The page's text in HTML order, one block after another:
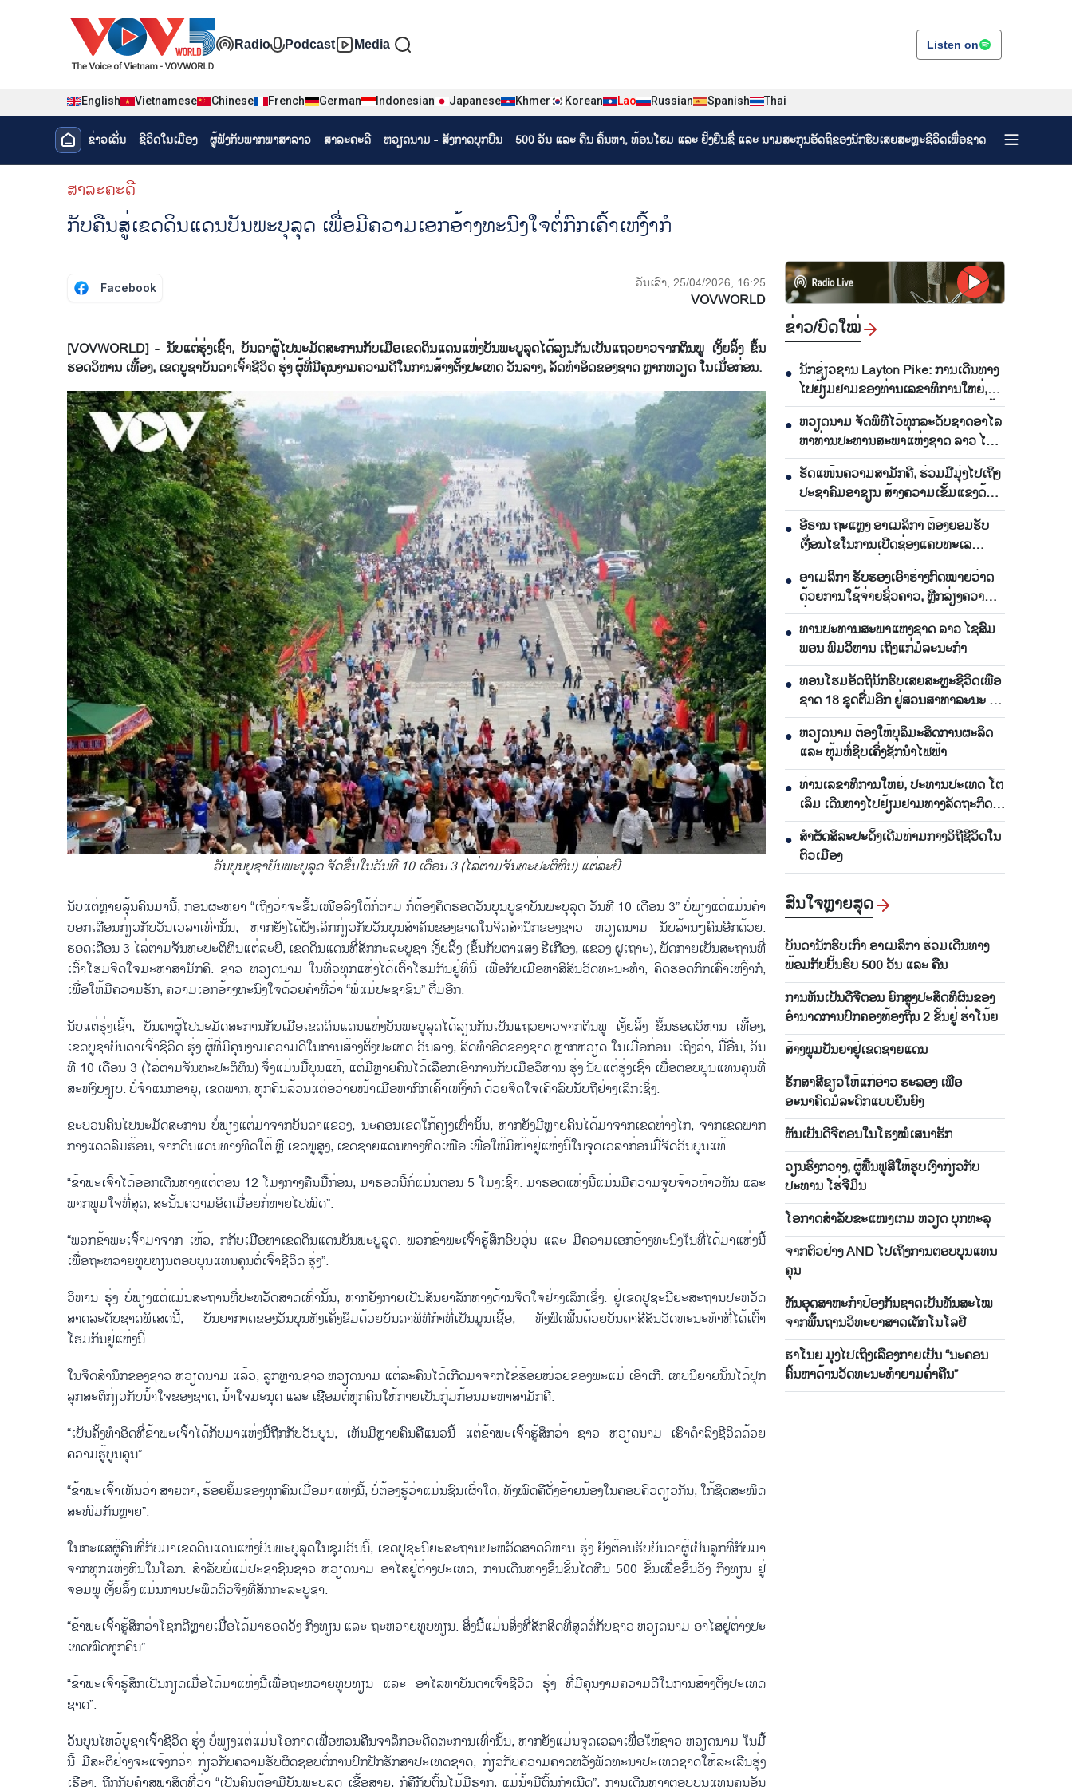
Đa phương tiện tiếng Lào
Radio Podcast Media Listen on
English Vietnamese Chinese French German Indonesian Japanese Khmer Korean Lao Russian Spanish Thai
Menu trang chủ tiếng Lào
ຂ່າວເດັ່ນ ຊີ​ວິດ​ໃນ​ເມືອງ ຜູ້​ຟັງ​ກັບ​ພາກ​ພາ​ສາ​ລາວ ສາລະຄະດີ ຫວຽດ​ນາມ - ສັງ​ກາດ​ບຸກ​ບືນ 500 ວັນ ແລະ ຄືນ ຄົ້ນຫາ, ທ້ອນໂຮມ ແລະ ຢັ້ງຢືນຊື່ ແລະ ນາມສະກຸນອັດຖິຂອງນັກຮົບເສຍສະຫຼະຊີວິດເພື່ອຊາດ
menu phụ tiếng Lào
ສາລະຄະດີ
ກັບຄືນສູ່ເຂດດິນແດນບັນພະບຸລຸດ ເພື່ອມີຄວາມເອກອ້າງທະນົງໃຈຕໍ່ກົກເຄົ້າເຫງົ້າກໍ
Facebook ວັນເສົາ, 25/04/2026, 16:25
VOVWORLD
[VOVWORLD] - ນັບແຕ່ຮຸ່ງເຊົ້າ, ບັນດາຜູ້ໄປນະມັດສະການກັບເມືອເຂດດິນແດນແຫ່ງບັນພະບູລຸດໄດ້ລຽນກັນເປັນແຖວຍາວຈາກຕິນພູ ເງັ້ຍລິ້ງ ຂຶ້ນ
ຮອດວິຫານ ເທື້ອງ, ເຂດບູຊາບັນດາເຈົ້າຊີວິດ ຮຸ່ງ ຜູ້ທີ່ມີຄຸນງາມຄວາມດີໃນການສ້າງຕັ້ງປະເທດ ວັນລາງ, ລັດທຳອິດຂອງຊາດ ຫຼາກຫວຽດ ໃນເມື່ອກ່ອນ.
​ວັນບຸນ​ບູ​ຊາ​ບັນ​ພະ​ບຸ​ລຸດ ​ຈັດ​ຂຶ້ນ​ໃນວັນ​ທີ 10 ເດືອນ 3 (ໄລ່​ຕາມ​ຈັນ​ທະ​ປະ​ຕິ​ທິນ​) ແຕ່​ລະ​ປີ
ນັບແຕ່​ຫຼາຍ​ລຸ້ນ​ຄົນມານີ້, ​ກອນຜະຫຍາ “ເຖິງວ່າຈະຂຶ້ນເໜືອລົງໃຕ້​ກໍ່​ຕາມ ກໍ່​ຕ້ອງ​ຄິດ​ຮອດ​ວັນບຸນ​ບູ​ຊາ​ບັນ​ພະ​ບຸ​ລຸດ ​ວັນ​ທີ 10 ເດືອນ 3” ບໍ່​ພ​ຽງ​ແຕ່​ແມ່ນ​ຄຳ​
ບອກເຕືອນ​ກ່ຽວ​ກັບ​ວັນ​ເວ​ລາ​ເທົ່າ​ນັ້ນ, ຫາກ​ຍັງ​ໄດ້​ຝັງ​ເລິກກ່ຽວ​ກັບ​ວັນ​ບຸນ​ສຳ​ຄັນ​ຂອງ​ຊາດ​ໃນ​ຈິດ​ສຳ​ນຶກ​ຂອງ​ຊາວ ຫວຽດ​ນາມ ນັບ​ລ້ານໆ​ຄົນ​ອີກ​ດ້ວຍ.
ຮອດ​ເດືອນ 3 ໄລ່​ຕາມ​ຈັນ​ທະ​ປະ​ຕິ​ທິນ​ແຕ່​ລະ​ປີ, ເຂດ​ດິນ​ແດນ​ທີ່​ສັກ​ກະ​ລະ​ບູ​ຊາ ເງັ້ຍ​ລິ້ງ (ຂຶ້ນ​ກັບ​ຕາ​ແສງ ຮີ​ເກືອງ, ແຂວງ ຝູ​ເຖາະ), ພັດ​ກາຍ​ເປັນ​ສະ​ຖານ​ທີ່​
ເຕົ້າ​ໂຮມ​​ຈິດ​ໃຈ​ມະ​ຫາ​ສາ​ມັກ​ຄີ. ຊາວ ຫວຽດ​ນາມ ໃນ​ທົ່ວ​ທຸກ​ແຫ່ງ​ໄດ້​ເຕົ້າ​ໂຮມ​ກັນ​ຢູ່​ທີ່ນີ້ ເພື່ອ​ກັບ​ເມືອຫາ​ສີ​ສັນວັດທະນະທຳ, ຄິດ​ຮອດ​ກົກ​ເຄົ້າ​ເຫງົ້​າ​ກໍ,
ເພື່ອ​ໃຫ້​ມີ​ຄວາມ​ຮັກ, ຄວາມ​ເອກ​ອ້າງ​ທະ​ນົງ​ໃຈ​ດ້ວຍ​ຄຳ​ທີ່​ວ່າ “ພໍ່​ແມ່​ປະ​ຊາ​ຊົນ” ຕື່ມອີກ.
ນັບ​ແຕ່​ຮຸ່ງ​ເຊົ້າ, ບັນດາ​ຜູ້​ໄປ​ນະ​ມັດ​ສະ​ການ​ກັບ​ເມືອ​ເຂດ​ດິນ​ແດນ​ແຫ່ງ​ບັນ​ພະ​ບູ​ລຸດ​ໄດ້​ລຽນກັນເປັນ​ແຖວ​ຍາວ​ຈາກ​ຕິນ​ພູ ເງັ້ຍ​ລິ້ງ ຂຶ້ນຮອດ​ວິ​ຫານ ເທື້ອງ,
ເຂດ​ບູ​ຊາ​ບັນ​ດາ​ເຈົ້າ​ຊີ​ວິດ ຮຸ່ງ ຜູ້ທີ່​ມີ​ຄຸນ​ງາມ​ຄວາມ​ດີ​ໃນ​ການ​ສ້າງ​ຕັ້ງປະ​ເທດ ວັນ​ລາງ, ລັດ​ທຳ​ອິດ​ຂອງ​ຊາດ ຫຼາກ​ຫວຽດ ໃນ​ເມື່ອ​ກ່ອນ. ເຖິງວ່າ, ມື້​ອື່ນ, ວັນ​
ທີ 10 ເດືອນ 3 (ໄລ່​ຕາມ​ຈັນ​ທະ​ປະ​ຕິ​ທິນ) ຈຶ່ງ​ແມ່ນ​ມື້​ບຸນແທ້, ແຕ່​ມີ​ຫຼາຍ​ຄົນ​ໄດ້​ເລືອກ​ເອົາ​ການ​ກັບເມືອ​ວິ​ຫານ ຮຸ່ງ ນັບ​ແຕ່​ຮຸ່ງ​ເຊົ້າ ເພື່ອ​ຕອບ​ບຸນ​ແທນ​ຄຸນທີ່
ສະຫງົບງຽບ. ບໍ່​ຈຳ​ແນກ​ອາ​ຍຸ, ເຂດ​ພາກ, ທຸກ​ຄົນ​ລ້ວນ​ແຕ່​ອວ່າຍ​ໜ້າ​ເມືອ​ຫາ​ກົກ​ເຄົ້າ​ເຫງົ້​າ​ກໍ ດ້ວຍຈິດ​ໃຈເຄົາ​ລົບ​ນັບ​ຖື​ຢ່າງ​ເລິກ​ເຊິ່ງ.
ຂະ​ບວນ​ຄົນ​ໄປ​ນະ​ມັດ​ສະ​ການ ບໍ່​ພ​ຽງ​ແຕ່​ມາ​ຈາກ​ບັນ​ດາ​ແຂວງ, ນະ​ຄອນ​ເຂດ​ໃກ້​ຄຽງ​ເທົ່າ​ນັ້ນ, ຫາກ​ຍັງ​ມີ​ຫຼາຍ​ຄົນ​ໄດ້​ມາ​ຈາກ​ເຂດ​ຫ່າງ​ໄກ, ຈາກ​ເຂດ​ພາກ​
ກາງ​ແດດລົມ​ຮ້ອນ​, ຈາກ​ດິນແດນທາງ​ທິດ​ໃຕ້ ຫຼື ເຂດ​ພູ​ສູງ, ເຂດ​ຊາຍ​ແດນ​ທາງ​ທິດ​ເໜືອ ເພື່ອ​ໃຫ້​ມີ​ໜ້າ​ຢູ່​ແຫ່ງນີ້​ໃນ​ຈຸດ​ເວ​ລາ​ກ່ອນມື້​ຈັດ​ວັນ​ບຸນແທ້.
“ຂ້າ​ພະ​ເຈົ້າ​ໄດ້​ອອກເດີນທາງແຕ່ຕອນ 12 ໂມງ​ກາງຄືນ​ມື້​ກ່ອນ, ມາ​ຮອດນີ້ກໍ່​ແມ່ນຕອນ 5 ໂມງ​ເຊົ້າ. ມາ​ຮອດ​ແຫ່ງນີ້​ແມ່ນ​ມີ​ຄວາມຈູບ​ຈ້າວ​ຫ້າວ​ຫັນ​ ແລະ
ພາກພູມໃຈທີ່ສຸດ, ສະ​ນັ້ນ​ຄວາມ​ອິດ​ເມື່ອຍກໍ່​ຫາຍ​ໄປ​ໝົດ”.
“ພວກ​ຂ້າ​ພະ​ເຈົ້າ​ມາ​ຈາກ​ ເຫ້ວ, ກກັບເມືອຫາເຂດ​ດິນ​ແດນ​ບັນ​ພະ​ບູ​ລຸດ. ພວກ​ຂ້າ​ພະ​ເຈົ້າ​ຮູ້​ສຶກ​ອົບອຸ່ນ​ ແລະ ມີ​ຄວາມ​ເອກ​ອ້າງ​ທະ​ນົງ​ໃນ​ທີ່​ໄດ້​ມາ​ແຫ່ງນີ້​
ເພື່ອ​ຖະ​ຫວາຍ​ທູບ​ທຽນ​ຕອ​ບ​ບຸນ​ແທນ​ຄຸນ​ຕໍ່​ເຈົ້າ​ຊີ​ວິດ ຮຸ່ງ”.
ວິ​ຫານ ຮຸ່ງ ບໍ່​ພຽງ​ແຕ່​ແມ່ນ​ສະ​ຖານ​ທີ່​ປະ​ຫວັດ​ສາດ​ເທົ່າ​ນັ້ນ, ຫາກ​ຍັງ​ກາຍ​ເປັນ​ສັນ​ຍາ​ລັກ​ທາງດ້ານຈິດ​ໃຈ​ຢ່າງ​ເລິກ​ເຊິ່ງ. ຢູ່​ເຂດ​ປູ​ຊະ​ນີ​ຍະ​ສະ​ຖານ​ປະ​ຫວັດ​
ສາດ​ລະ​ດັບ​ຊາດ​ພິ​ເສດນີ້, ບັນ​ຍາ​ກາດ​ຂອງວັນ​ບຸນ​ທັງເຄັ່ງ​ຂຶມດ້ວຍ​ບັນ​ດາ​ພິ​ທີ​ກຳ​ທີ່​ເປັນ​ມູນ​ເຊື້ອ, ທັງ​ຟົດ​ຟື້ນ​ດ້ວຍ​ບັນ​ດາ​ສີ​ສັນ​ວັດ​ທະ​ນະ​ທຳ​ທີ່​ໄດ້​ເຕົ້າ​
ໂຮມກັນ​ຢູ່​ແຫ່ງນີ້.
ໃນຈິດ​ສຳ​ນຶກ​ຂອງ​ຊາວ ຫວຽດ​ນາມ ແລ້ວ, ລູກຫຼານຊາວ ຫວຽດ​ນາມ ແຕ່​ລະ​ຄົນ​ໄດ້​ເກີດມາ​ຈາກ​ໄຂ່​ຮ້ອຍໜ່ວຍ​ຂອງ​ພະ​ແມ່ ເອົາ​ເກີ. ເທບ​ນິ​ຍາຍນັ້ນ​ໄດ້​ປຸກ​
ລຸກ​ສະຕິກ່ຽວ​ກັບ​ນ້ຳ​ໃຈ​ຂອງຊາດ, ນ້ຳ​ໃຈມະນຸດ ແລະ ເຊືີອມຕໍ່່ທຸ​ກ​ຄົນ​ໃຫ້​ກາຍ​ເປັນ​ກຸ່ມ​ກ້ອນ​ມະ​ຫາ​ສາ​ມັກ​ຄີ.
“ເປັນ​ຄັ້ງ​ທຳ​ອິດ​ທີ່ຂ້າ​ພະ​ເຈົ້າ​ໄດ້​ກັບ​ມາ​ແຫ່ງນີ້​ຖືກ​ກັບ​ວັນ​ບຸນ, ເຫັນມີ​ຫຼາຍ​ຄົນ​ຄື​ແນວນີ້ ແຕ່​ຂ້າ​ພະ​ເຈົ້າຮູ້ສຶກ​ວ່າ ຊາວ ຫວຽດ​ນາມ ເຮົາ​ດຳ​ລົງ​ຊີ​ວິດ​ດ້ວຍ​
ຄວາມຮູ້​​ບູນ​ຄຸນ”.
“ຂ້າ​ພ​ະ​ເຈົ້າ​ເຫັນ​ວ່າ ​ສາຍ​ຕາ, ຮ້ອຍ​ຍິ້ມຂອງ​ທຸກ​ຄົນ​ເມື່ອ​ມາ​ແຫ່ງນີ້, ບໍ່ຕ້ອງ​ຮູ້​ວ່າ​ແມ່ນ​ຊົນ​ເຜົ່​າ​ໃດ, ທັງ​ໝົດ​ຄື​ດັ່ງ​ອ້າຍ​ນ້ອງ​ໃນ​ຄອບ​ຄົວ​ດຽວ​ກັນ, ໃກ້​ຊິດ​ສະ​ໜິດ​
ສະ​ໜົມກັນຫຼາຍ”.
ໃນ​ກະ​ແສຜູ້​ຄົນທີ່​ກັບ​ມາ​ເຂດ​ດິນ​ແດນ​ແຫ່ງ​ບັນ​ພະ​ບຸ​ລຸດ​ໃນ​ຊຸມ​ວັນ​ນີ້, ເຂດ​ປູ​ຊະ​ນີ​ຍະ​ສະ​ຖານ​ປະ​ຫວັດ​ສາດ​ວິ​ຫານ ຮຸ່ງ ຍັງ​ຕ້ອນ​ຮັບ​ບັນ​ດາ​ຜູ້​ເປັນ​ລູກ​ທີ່​ກັບ​ມາ​
ຈາກ​ທຸກ​ແຫ່ງ​ຫົນໃນ​ໂລກ. ສຳ​ລັບ​ພໍ່​ແມ່​ປະ​ຊາ​ຊົນ​ຊາວ ຫວຽດ​ນາມ ອາ​ໄສ​ຢູ່​ຕ່າງ​ປະ​ເທດ, ການ​ເດີນ​ທາງ​ຂຶ້ນ​ຂັ້ນ​ໄດ​ຫີນ 500 ຂັ້ນ​ເພື່ອ​ຂຶ້ນ​ວັງ ກິງ​ທຽນ ຢູ່​
ຈອມ​ພູ ເງັ້ຍ​ລິ້ງ ແມ່ນ​ການ​ປະ​ພຶດຕົວຈິງ​ທີ່​ສັກ​ກະ​ລະ​ບູ​ຊາ.
“ຂ້າ​ພະ​ເຈົ້າ​ຮູ້ສຶກ​ວ່າ​ໂຊກ​ດີ​ຫຼາຍເມື່ອ​ໄດ້​ມາ​ຮອດ​ວັງ ກິງ​ທຽນ ແລະ ຖະ​ຫວາຍ​ທູບ​ທຽນ. ສິ່ງນີ້​ແມ່ນ​​ສິ່ງ​ທີ່ສັກ​ສິດ​ທີ່​ສຸດ​ຕໍ່​ກັບ​ຊາວ ຫວຽດ​ນາມ ອາ​ໄສ​ຢູ່​ຕ່າງ​ປະ​
ເທດ​ໝົດ​ທຸກ​ຄົນ”.
“ຂ້າ​ພະ​ເຈົ້າຮູ້ສຶກ​ເປັນ​ກຽດ​ເມື່ອ​ໄດ້​ມາ​ແຫ່ງນີ້​ເພື່ອ​ຖະ​ຫວາຍ​ທູບ​ທຽນ​ ແລະ ອາ​ໄລ​ຫາ​ບັນ​ດາ​ເຈົ້າ​ຊີ​ວິດ ຮຸ່ງ ທີ່​ມີ​ຄຸນ​ງາມ​ຄວາມ​ດີ​ໃນ​ການ​ສ້າງ​ຕັ້ງປະ​ເທດ​
ຊາດ”.
ວັນ​ບຸນ​ໄຫວ້​ບູ​ຊາ​ເຈົ້າ​ຊີ​ວິດ ຮຸ່ງ ບໍ່​ພຽງ​ແຕ່​ແມ່ນ​ໂອ​ກາດ​ເພື່ອຫວນຄືນຈາລຶກ​ອະ​ດີດ​ຕະ​ການ​ເທົ່າ​ນັ້ນ, ຫາກ​ຍັງ​ແມ່ນ​ຈຸດ​ເວ​ລາ​ເພື່ອ​ໃຫ້​ຊາວ ຫວຽດ​ນາມ ໃນ​ມື້
ນີ້ ມີ​ສະ​ຕິ​ຢ່າ​ງ​ຈະ​ແຈ້ງກວ່າ ກ່ຽວ​ກັບ​ຄວາມ​ຮັບ​ຜິດ​ຊອບຕໍ່ການ​ປົກ​ປັກ​ຮັກ​ສາ​ປະ​ເທດ​ຊາດ, ກ່ຽວ​ກັບ​ຄວາມ​ຄາດ​ຫວັງ​ພັດ​ທະ​ນາ​ປະ​ເທດ​ຊາດ​ໃຫ້ລະ​ເລີນ​ຮຸ່ງ​
ຂ່າວ/ບົດ​ໃໝ່
● ນັກຊ່ຽວຊານ Layton Pike: ການເດີນທາງ
ໄປຢ້ຽມຢາມຂອງທ່ານເລຂາທິການໃຫຍ່,
ປະທານປະເທດ ໂຕເລິມ ຢືນຢັນຄວາມໄວ້
ເນື້ອເຊື່ອໃຈທີ່ນັບມື້ນັບສູງລະຫວ່າງ
ຫວຽດນາມ ແລະ ອົດສະຕາລີ
● ຫວຽດນາມ ຈັດພິທີໄວ້ທຸກລະດັບຊາດອາໄລ
ຫາທ່ານປະທານສະພາແຫ່ງຊາດ ລາວ ໄຊ
ສົມພອນ ພົມວິຫານ
● ຮັດແໜ້ນຄວາມສາມັກຄີ, ຮ່ວມມືມຸ່ງໄປເຖິງ
ປະຊາຄົມອາຊຽນ ສ້າງຄວາມເຂັ້ມແຂງດ້ວຍ
ຕົນເອງ
● ອີຣານ ຖະແຫຼງ ອາເມລິກາ ຕ້ອງຍອມຮັບ
ເງື່ອນໄຂໃນການເປີດຊ່ອງແຄບທະເລ
Hormuz ຄືນໃໝ່
● ອາເມລິກາ ຮັບຮອງເອົາຮ່າງກົດໝາຍວ່າດ
ດ້ວຍການໃຊ້ຈ່າຍຊົ່ວຄາວ, ຫຼີກລ່ຽງຄວາມ
ສ່ຽງລັດຖະບານຖືກປິດປະຕູ
● ທ່ານປະທານສະພາແຫ່ງຊາດ ລາວ ໄຊສົມ
ພອນ ພົມວິຫານ ເຖິງແກ່ມໍລະນະກຳ
● ທ້ອນໂຮມອັດຖິນັກຮົບເສຍສະຫຼະຊີວິດເພື່ອ
ຊາດ 18 ຊຸດຕື່ມອີກ ຢູ່ສວນສາທາລະນະ ເລ
ທິຣຽງ
● ຫວຽດນາມ ຕ້ອງໃຫ້ບຸລິມະສິດການຜະລິດ
ແລະ ຫຸ້ມຫໍ່ຊິບເຄິ່ງຊັກນຳໄຟຟ້າ
● ທ່ານເລຂາທິການໃຫຍ່, ປະທານປະເທດ ໂຕ
ເລິມ ເດີນທາງໄປຢ້ຽມຢາມທາງລັດຖະກິດ
ອົດສະຕາລີ ແລະ ນິວຊີແລນ
● ສຳຜັດສິລະປະດັ້ງເດີມທ່າມກາງວິຖີຊີວິດໃນ
ຕົວເມືອງ
ສົນ​ໃຈ​ຫຼາຍ​ສຸດ
ບັນດານັກຮົບເກົ່າ ອາເມລິກາ ຮ່ວມເດີນທາງ
ພ້ອມກັບບັ້ນຮົບ 500 ວັນ ແລະ ຄືນ
ການຫັນເປັນດີຈີຕອນ ຍົກສູງປະສິດທິຜົນຂອງ
ອຳນາດການປົກຄອງທ້ອງຖິ່ນ 2 ຂັ້ນຢູ່ ຮ່າໂນ້ຍ
ສ້າງພູມປັນຍາຢູ່ເຂດຊາຍແດນ
ຮັກສາສີຂຽວໃຫ້ແກ່ອ່າວ ຮະລອງ ເພື່ອ
ອະນາຄົດມໍລະດົກແບບຍືນຍົງ
ຫັນ​ເປັນ​ດີ​ຈີ​ຕອນ​ໃນ​ໂຮງ​ໝໍ​ເສ​ນາ​ຮັກ
ວຽນຮົ່ງກວາງ, ຜູ້ຟື້ນຟູສີໃຫ້ຮູບເງົາກ່ຽວກັບ
ປະທານ ໂຮ່ຈີມິນ
ໂອ​ກາດສຳລັບ​ຂະ​ແໜງເກມ ຫວຽດ ບຸກ​ທະ​ລຸ
ຈາກຕົວຢ່າງ AND ໄປເຖິງການຕອບບຸນແທນ
ຄຸນ
ຫັນ​ອຸດ​ສາ​ຫະ​ກຳ​ປ້ອງ​ກັນ​ຊາດ​ເປັນ​ທັນ​ສະ​ໄໝ
ຈາກ​ພື້ນ​ຖານ​ວິ​ທະ​ຍາ​ສາດ​ເຕັກ​ໂນ​ໂລ​ຢີ
ຮ່າໂນ້ຍ ມຸ່ງໄປເຖິງເລື່ອງກາຍເປັນ “ນະຄອນ
ຄົ້ນຫາດ້ານວັດທະນະທຳຍາມຄ່ຳຄືນ”